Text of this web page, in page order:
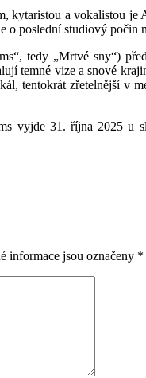
a vokalistou
o poslední studiový
tedy „Mrtvé sny“)
temné vize a snové
tentokrát zřetelnější v
vyjde 31. října 2025 u
informace jsou označeny *